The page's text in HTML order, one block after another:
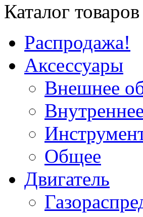
Каталог товаров
Распродажа!
Аксессуары
Внешнее
Общее
Двигатель